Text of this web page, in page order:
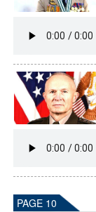
PAGE 10